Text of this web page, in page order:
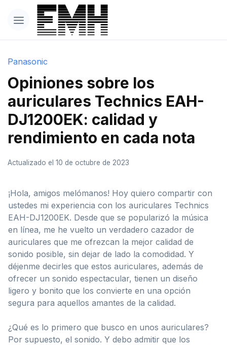
Panasonic
Opiniones sobre los
auriculares Technics EAH-
DJ1200EK: calidad y
rendimiento en cada nota
Actualizado el 10 de octubre de 2023
¡Hola, amigos melómanos! Hoy quiero compartir con
ustedes mi experiencia con los auriculares Technics
EAH-DJ1200EK. Desde que se popularizó la música
en línea, me he vuelto un verdadero cazador de
auriculares que me ofrezcan la mejor calidad de
sonido posible, sin dejar de lado la comodidad. Y
déjenme decirles que estos auriculares, además de
ofrecer un sonido espectacular, tienen un diseño
ligero y bonito que los convierte en una opción
segura para aquellos amantes de la calidad.
¿Qué es lo primero que busco en unos auriculares?
Por supuesto, el sonido. Y debo admitir que los